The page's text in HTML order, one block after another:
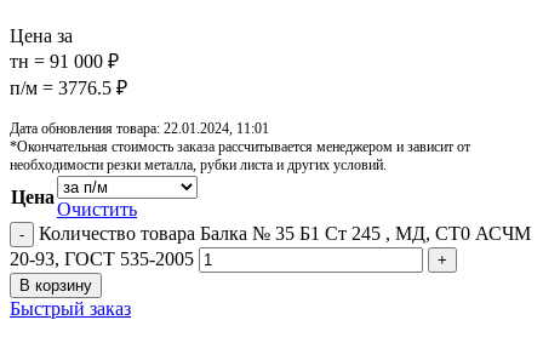
Цена за
тн = 91 000 ₽
п/м = 3776.5 ₽
Дата обновления товара: 22.01.2024, 11:01
*Окончательная стоимость заказа рассчитывается менеджером и зависит от
необходимости резки металла, рубки листа и других условий.
Цена
Очистить
Количество товара Балка № 35 Б1 Ст 245 , МД, СТ0 АСЧМ
20-93, ГОСТ 535-2005
В корзину
Быстрый заказ